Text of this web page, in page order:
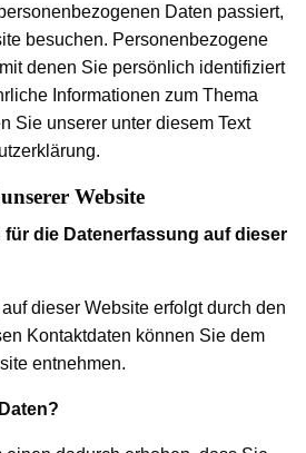
Daten passiert,
besuchen. Personenbezogene
denen Sie persönlich identifiziert
Informationen zum Thema
Sie unserer unter diesem Text
Website
die Datenerfassung auf dieser
dieser Website erfolgt durch den
Kontaktdaten können Sie dem
entnehmen.